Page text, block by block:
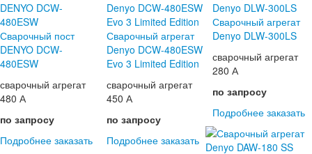
Сварочный пост
DENYO DCW-
480ESW
сварочный агрегат
480 А
по запросу
Подробнее заказать
Сварочный агрегат
Denyo DCW-480ESW
Evo 3 Limited Edition
сварочный агрегат
450 А
по запросу
Подробнее заказать
Сварочный агрегат
Denyo DLW-300LS
сварочный агрегат
280 А
по запросу
Подробнее заказать